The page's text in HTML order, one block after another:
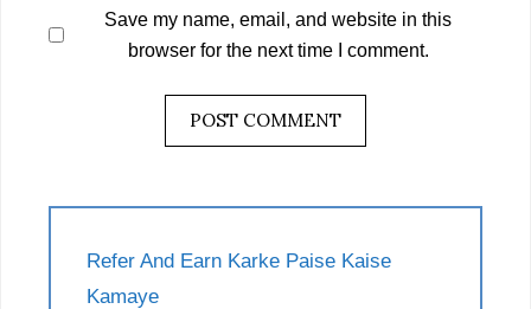
Save my name, email, and website in this
browser for the next time I comment.
Refer And Earn Karke Paise Kaise
Kamaye